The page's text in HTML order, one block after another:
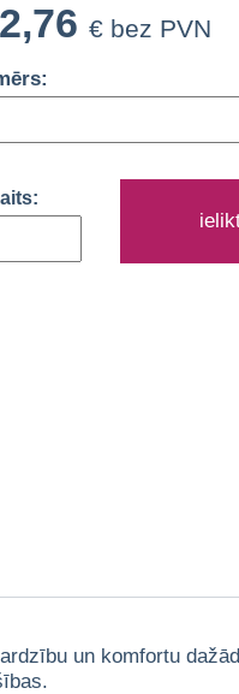
€ bez PVN
un komfortu